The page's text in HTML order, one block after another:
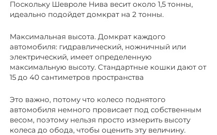
Поскольку Шевроле Нива весит около 1,5 тонны,
идеально подойдет домкрат на 2 тонны.
Максимальная высота. Домкрат каждого
автомобиля: гидравлический, ножничный или
электрический, имеет определенную
максимальную высоту. Стандартные кошки дают от
15 до 40 сантиметров пространства
Это важно, потому что колесо поднятого
автомобиля немного провисает под собственным
весом, поэтому нельзя просто измерить высоту
колеса до обода, чтобы оценить эту величину.